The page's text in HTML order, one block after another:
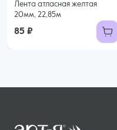
Лента атласная желтая
20мм, 22,85м
85 ₽